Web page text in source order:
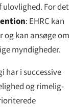
For det
: EHRC kan
kan ansøge om
myndigheder.
har i successive
og rimelig-